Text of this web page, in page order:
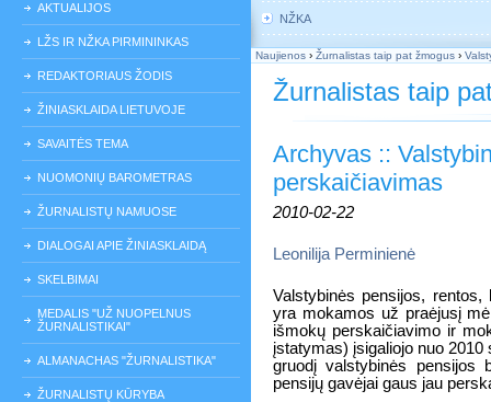
AKTUALIJOS
LŽS IR NŽKA PIRMININKAS
REDAKTORIAUS ŽODIS
ŽINIASKLAIDA LIETUVOJE
SAVAITĖS TEMA
NUOMONIŲ BAROMETRAS
ŽURNALISTŲ NAMUOSE
DIALOGAI APIE ŽINIASKLAIDĄ
SKELBIMAI
MEDALIS "UŽ NUOPELNUS
ŽURNALISTIKAI"
ALMANACHAS "ŽURNALISTIKA"
ŽURNALISTŲ KŪRYBA
NŽKA
Naujienos › Žurnalistas taip pat žmogus ›
Žurnalistas taip
Archyvas ::
perskaičiavimas
2010-02-22
Leonilija Perminienė
Valstybinės pensijos,
yra mokamos už praėjusį
išmokų perskaičiavimo ir
įstatymas) įsigaliojo nuo 2010
gruodį valstybinės pensijos
pensijų gavėjai gaus jau